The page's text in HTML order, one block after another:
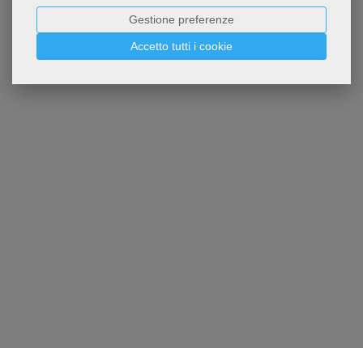
Accetto tutti i cookie
Gestione preferenze